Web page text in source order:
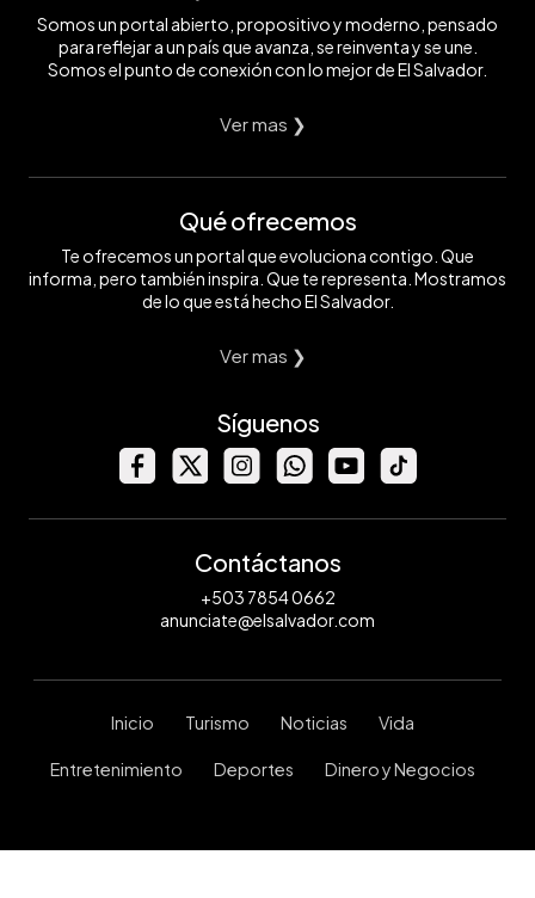
Somos un portal abierto, propositivo y moderno, pensado
para reflejar a un país que avanza, se reinventa y se une.
Somos el punto de conexión con lo mejor de El Salvador.
Ver mas ❯
Qué ofrecemos
Te ofrecemos un portal que evoluciona contigo. Que
informa, pero también inspira. Que te representa. Mostramos
de lo que está hecho El Salvador.
Ver mas ❯
Síguenos
Contáctanos
+503 7854 0662
anunciate@elsalvador.com
Inicio Turismo Noticias Vida
Entretenimiento Deportes Dinero y Negocios